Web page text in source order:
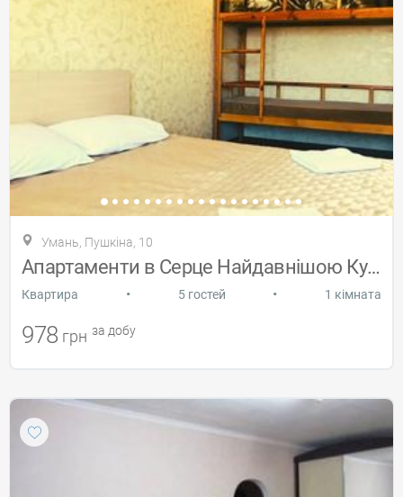
Умань, Пушкіна, 10
Апартаменти в Серце Найдавнішою Культури
Квартира • 5 гостей • 1 кімната
978 грн за добу